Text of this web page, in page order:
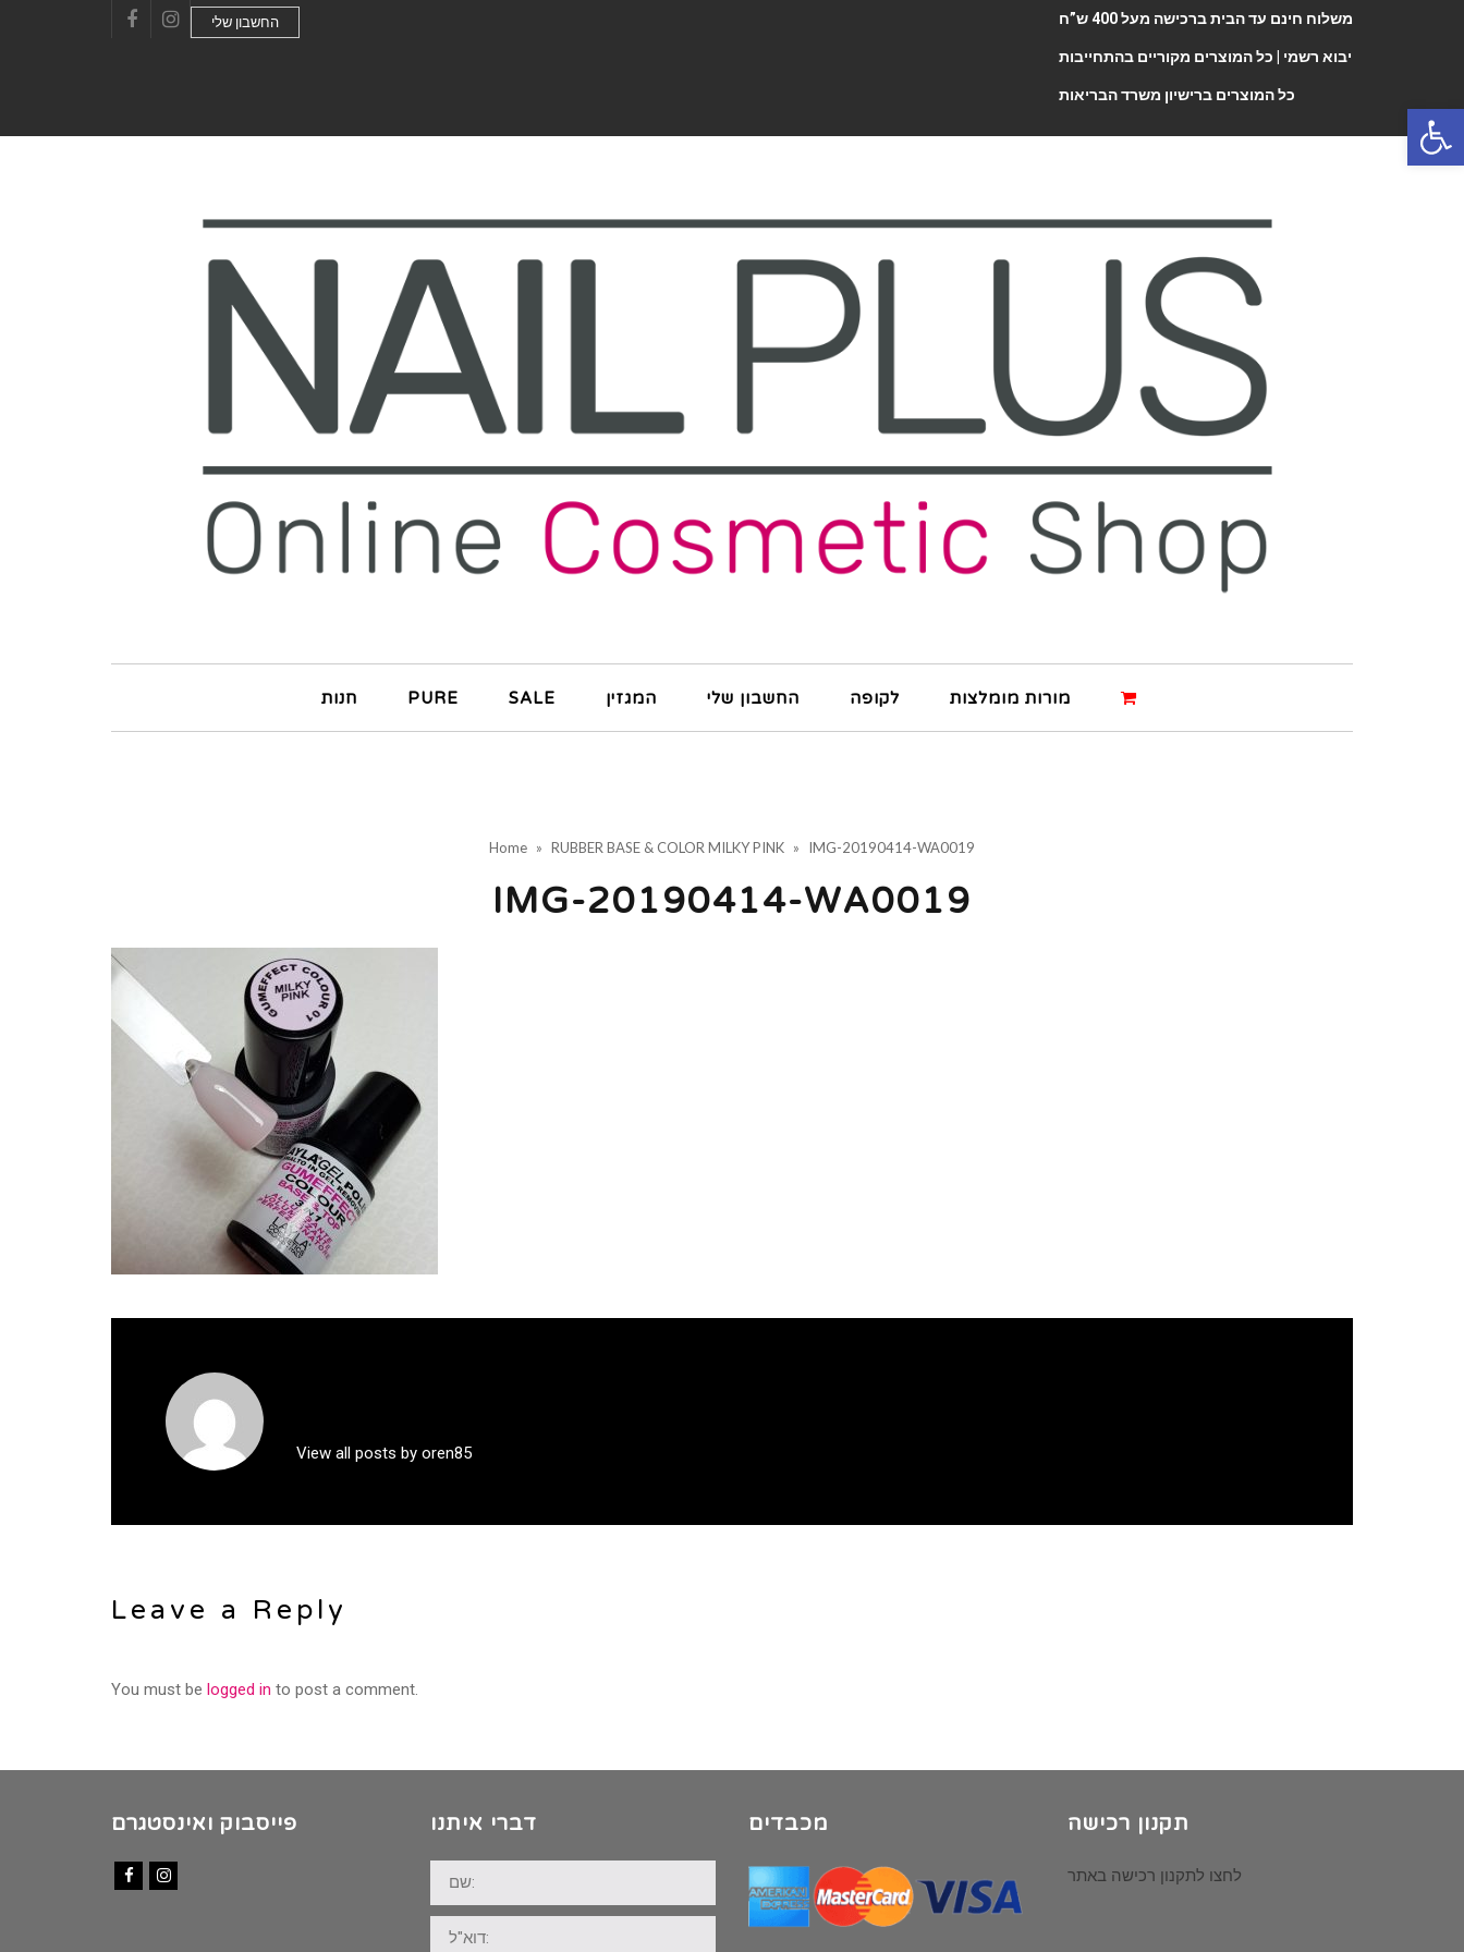
Instagram
החשבון שלי משלוח חינם עד הבית ברכישה מעל 400 ש”ח
יבוא רשמי | כל המוצרים מקוריים בהתחייבות
כל המוצרים ברישיון משרד הבריאות
חנות PURE SALE המגזין החשבון שלי לקופה מורות מומלצות
Home » RUBBER BASE & COLOR MILKY PINK » IMG-20190414-WA0019
IMG-20190414-WA0019
View all posts by oren85
Leave a Reply
You must be logged in to post a comment.
פייסבוק ואינסטגרם דברי איתנו מכבדים תקנון רכישה
לחצו לתקנון רכישה באתר